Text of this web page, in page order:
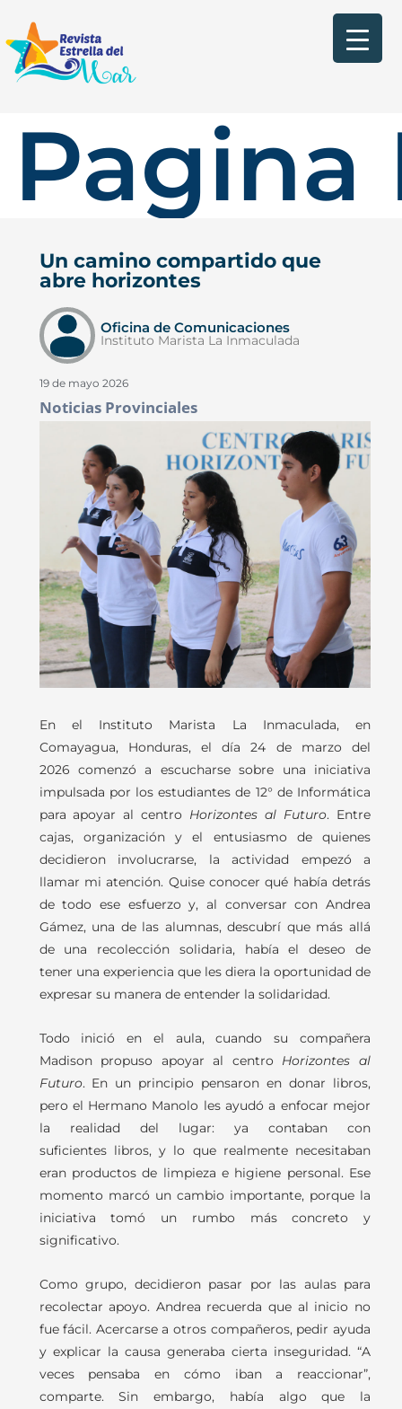
Pagina
Un camino compartido que
abre horizontes
Oficina de Comunicaciones
Instituto Marista La Inmaculada
19 de mayo 2026
Noticias Provinciales
En el Instituto Marista La Inmaculada, en
Comayagua, Honduras, el día 24 de marzo del
2026 comenzó a escucharse sobre una iniciativa
impulsada por los estudiantes de 12° de Informática
para apoyar al centro Horizontes al Futuro. Entre
cajas, organización y el entusiasmo de quienes
decidieron involucrarse, la actividad empezó a
llamar mi atención. Quise conocer qué había detrás
de todo ese esfuerzo y, al conversar con Andrea
Gámez, una de las alumnas, descubrí que más allá
de una recolección solidaria, había el deseo de
tener una experiencia que les diera la oportunidad de
expresar su manera de entender la solidaridad.
Todo inició en el aula, cuando su compañera
Madison propuso apoyar al centro Horizontes al
Futuro. En un principio pensaron en donar libros,
pero el Hermano Manolo les ayudó a enfocar mejor
la realidad del lugar: ya contaban con
suficientes libros, y lo que realmente necesitaban
eran productos de limpieza e higiene personal. Ese
momento marcó un cambio importante, porque la
iniciativa tomó un rumbo más concreto y
significativo.
Como grupo, decidieron pasar por las aulas para
recolectar apoyo. Andrea recuerda que al inicio no
fue fácil. Acercarse a otros compañeros, pedir ayuda
y explicar la causa generaba cierta inseguridad. “A
veces pensaba en cómo iban a reaccionar”,
comparte. Sin embargo, había algo que la